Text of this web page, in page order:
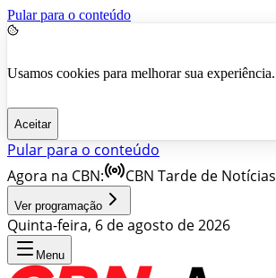
Pular para o conteúdo
Usamos cookies para melhorar sua experiência.
Aceitar
Pular para o conteúdo
Agora na CBN:
CBN Tarde de Notícias
Ver programação
Quinta-feira, 6 de agosto de 2026
Menu